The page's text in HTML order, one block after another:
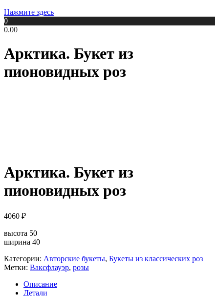
Нажмите здесь
0
0.00
Арктика. Букет из
пионовидных роз
Арктика. Букет из
пионовидных роз
4060 ₽
высота 50
ширина 40
Категории: Авторские букеты, Букеты из классических роз
Метки: Ваксфлауэр, розы
Описание
Детали